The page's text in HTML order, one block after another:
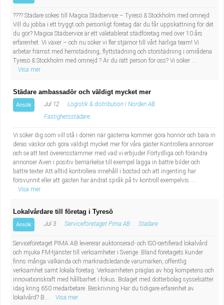
???? Städare sökes till Magica Städservice – Tyresö & Stockholm med omnejd
Vill du jobba i ett tryggt och personligt företag där du får uppskattning för det
du gör? Magica Städservice är ett väletablerat städföretag med över 10 års
erfarenhet. Vi växer – och nu söker vi fler stjärnor till vårt härliga team! Vi
arbetar främst med hemstädning, flyttstädning och storstädning i områdena
Tyresö & Stockholm med omnejd ? Är du rätt person för oss? Vi söker ...
Visa mer
Städare ambassadör och väldigt mycket mer
Ansök Jul 12
Logistik & distribution i Norden AB
Fastighetsstädare
Vi söker dig som vill stå i dörren när gästerna kommer göra honnör och bära in
deras väskor och göra väldigt mycket mer för våra gäster Kontrollera annonser
och se att text överensstämmer med vad vi erbjuder Förtydliga och förändra
annonser Även i positiv bemärkelse till exempel lägga in bättre bilder och
bättre texter Att alltid kontrollera innehåll i bostad och att ingenting har
försvunnit eller att gästen har ändrat språk på tv kontroll exempelvis ...
Visa mer
Lokalvårdare till företag i Tyresö
Ansök Jul 3 Serviceföretaget Pima AB Städare
Serviceföretaget PIMA AB levererar auktoriserad- och ISO-certifierad lokalvård
och mjuka FM-tjänster till verksamheter i Sverige. Bland företagets kunder
finns många välkända och marknadsledande varumärken, offentlig
verksamhet samt lokala företag. Verksamheten präglas av hög kompetens och
innovationskraft med hållbarhet i fokus. Bolaget med dotterbolag sysselsätter
idag kring 650 medarbetare. Beskrivning Har du tidigare erfarenhet av
lokalvård? B...
Visa mer